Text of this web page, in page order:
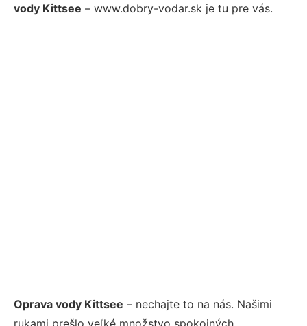
vody Kittsee – www.dobry-vodar.sk je tu pre vás.
Oprava vody Kittsee – nechajte to na nás. Našimi
rukami prešlo veľké množstvo spokojných